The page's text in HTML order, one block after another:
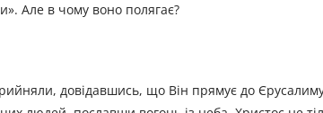
Але в чому воно полягає?
довідавшись, що Він прямує до